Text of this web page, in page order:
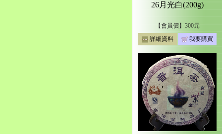
26月光白(200g)
【會員價】300元
詳細資料
我要購買